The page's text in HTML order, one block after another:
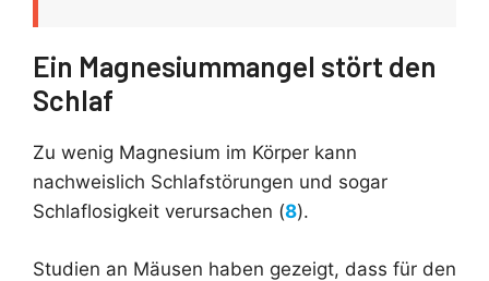
Ein Magnesiummangel stört den
Schlaf
Zu wenig Magnesium im Körper kann
nachweislich Schlafstörungen und sogar
Schlaflosigkeit verursachen (8).
Studien an Mäusen haben gezeigt, dass für den